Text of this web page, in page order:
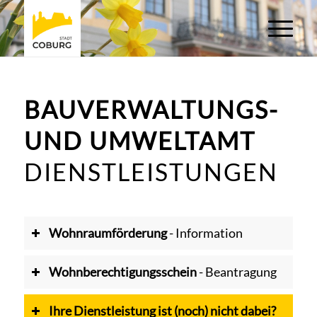
BAUVERWALTUNGS-
UND UMWELTAMT
DIENSTLEISTUNGEN
Wohnraumförderung- Information
Wohnberechtigungsschein- Beantragung
Ihre Dienstleistung ist (noch) nicht dabei?